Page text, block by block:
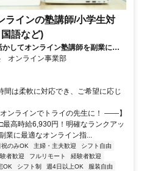
ラインの塾講師/小学生対
語など)
かしてオンライン塾講師を副業に！
オンライン事業部
間は柔軟に対応でき、ご希望に応じ
ンラインでトライの先生に！ ――】
高時給6,930円！明確なランクアッ
業に最適なオンライン指...
祝のみOK 主婦・主夫歓迎
シフト自由
者歓迎 フルリモート
経験者歓迎
OK シフト制 週4日以上OK 服装自由